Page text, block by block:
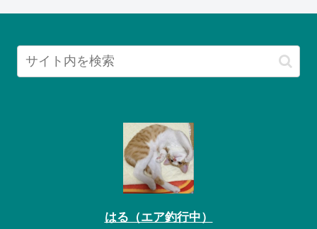
はる（エア釣行中）